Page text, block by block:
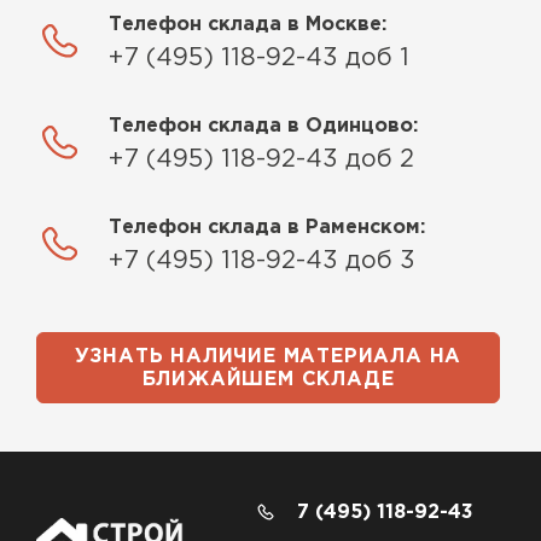
Телефон склада в Москве:
+7 (495) 118-92-43 доб 1
Телефон склада в Одинцово:
+7 (495) 118-92-43 доб 2
Телефон склада в Раменском:
+7 (495) 118-92-43 доб 3
УЗНАТЬ НАЛИЧИЕ МАТЕРИАЛА НА
БЛИЖАЙШЕМ СКЛАДЕ
7 (495) 118-92-43